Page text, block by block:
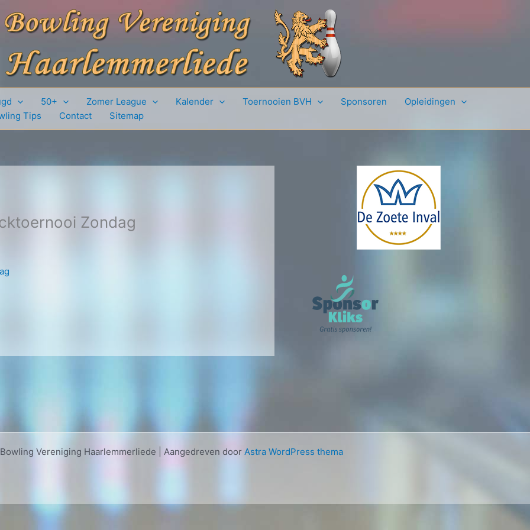
50+ Zomer League Kalender Toernooien BVH Sponsoren
Opleidingen
Tips Contact Sitemap
Zondag
Vereniging Haarlemmerliede | Aangedreven door Astra WordPress thema